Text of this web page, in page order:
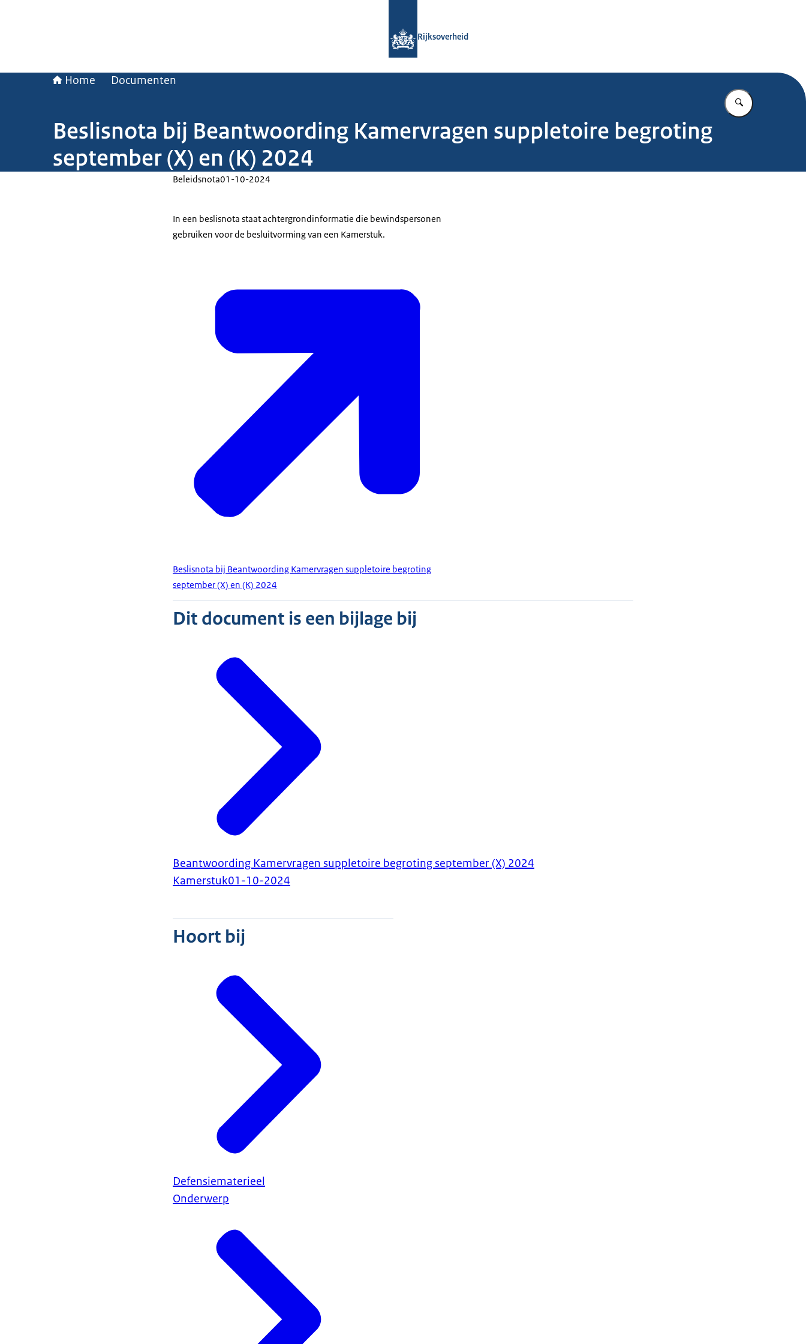
Rijksoverheid
Home Documenten
Vul in wat u
Beslisnota bij Beantwoording Kamervragen suppletoire begroting
september (X) en (K) 2024
Beleidsnota01-10-2024
In een beslisnota staat achtergrondinformatie die bewindspersonen
gebruiken voor de besluitvorming van een Kamerstuk.
Beslisnota bij Beantwoording Kamervragen suppletoire begroting
september (X) en (K) 2024
Dit document is een bijlage bij
Beantwoording Kamervragen suppletoire begroting september (X) 2024
Kamerstuk01-10-2024
Hoort bij
Defensiematerieel
Onderwerp